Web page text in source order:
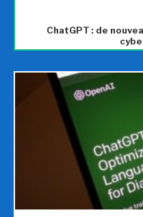
ChatGPT : de